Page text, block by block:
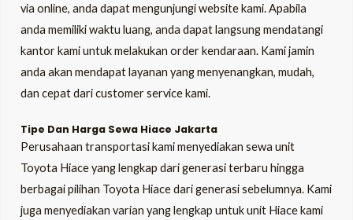
via online, anda dapat mengunjungi website kami. Apabila
anda memiliki waktu luang, anda dapat langsung mendatangi
kantor kami untuk melakukan order kendaraan. Kami jamin
anda akan mendapat layanan yang menyenangkan, mudah,
dan cepat dari customer service kami.
Tipe Dan Harga Sewa Hiace Jakarta
Perusahaan transportasi kami menyediakan sewa unit
Toyota Hiace yang lengkap dari generasi terbaru hingga
berbagai pilihan Toyota Hiace dari generasi sebelumnya. Kami
juga menyediakan varian yang lengkap untuk unit Hiace kami